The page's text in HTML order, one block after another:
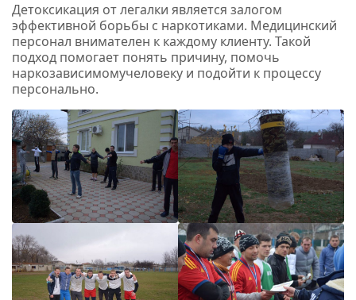
Детоксикация от легалки является залогом
эффективной борьбы с наркотиками. Медицинский
персонал внимателен к каждому клиенту. Такой
подход помогает понять причину, помочь
наркозависимомучеловеку и подойти к процессу
персонально.